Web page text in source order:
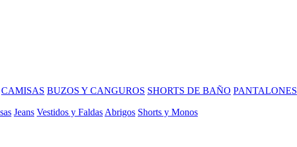
CAMISAS BUZOS Y CANGUROS SHORTS DE BAÑO PANTALONES
Jeans Vestidos y Faldas Abrigos Shorts y Monos